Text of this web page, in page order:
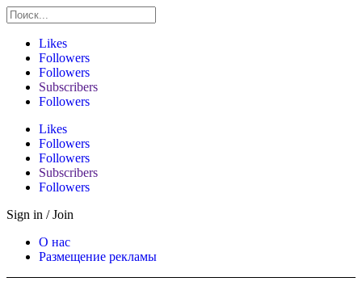
Likes
Followers
Followers
Subscribers
Followers
Likes
Followers
Followers
Subscribers
Followers
Sign in / Join
О нас
Размещение рекламы